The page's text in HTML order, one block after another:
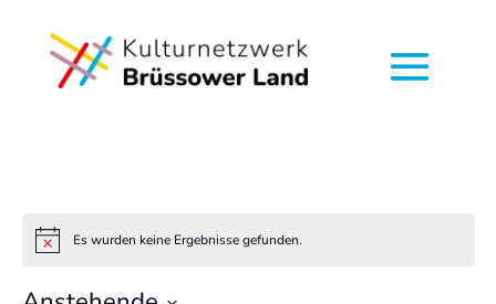
HinweisEs wurden keine Ergebnisse gefunden.